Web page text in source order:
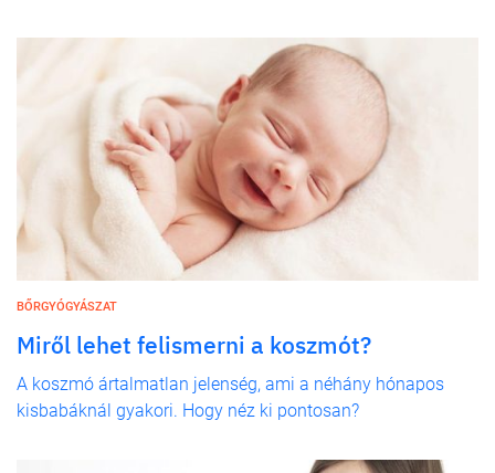
BŐRGYÓGYÁSZAT
Miről lehet felismerni a koszmót?
A koszmó ártalmatlan jelenség, ami a néhány hónapos
kisbabáknál gyakori. Hogy néz ki pontosan?